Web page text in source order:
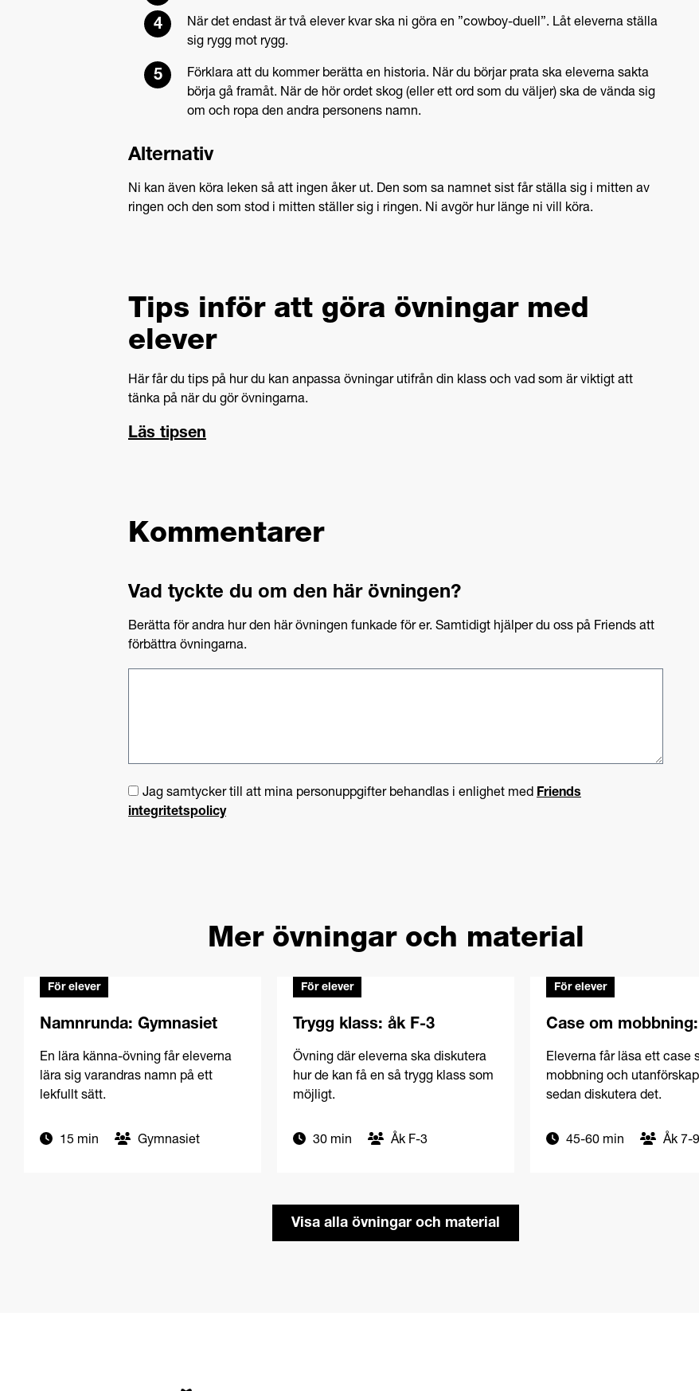
När det endast är två elever kvar ska ni göra en ”cowboy-duell”. Låt eleverna ställa
sig rygg mot rygg.
Förklara att du kommer berätta en historia. När du börjar prata ska eleverna sakta
börja gå framåt. När de hör ordet skog (eller ett ord som du väljer) ska de vända sig
om och ropa den andra personens namn.
Alternativ
Ni kan även köra leken så att ingen åker ut. Den som sa namnet sist får ställa sig i mitten av
ringen och den som stod i mitten ställer sig i ringen. Ni avgör hur länge ni vill köra.
Tips inför att göra övningar med
elever
Här får du tips på hur du kan anpassa övningar utifrån din klass och vad som är viktigt att
tänka på när du gör övningarna.
Läs tipsen
Kommentarer
Vad tyckte du om den här övningen?
Berätta för andra hur den här övningen funkade för er. Samtidigt hjälper du oss på Friends att
förbättra övningarna.
Jag samtycker till att mina personuppgifter behandlas i enlighet med Friends
integritetspolicy
Mer övningar och material
Namnrunda: Gymnasiet
lära sig varandras namn på ett
Trygg klass: åk F-3
hur de kan få en så trygg klass som
Case om mobbning:
mobbning och utanförskap